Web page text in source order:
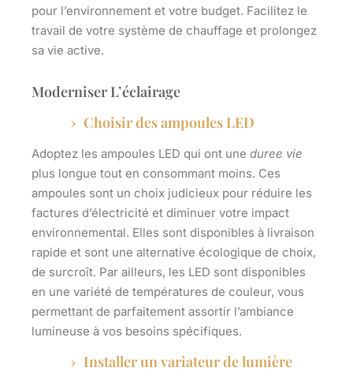
pour l’environnement et votre budget. Facilitez le
travail de votre système de chauffage et prolongez
sa vie active.
Moderniser L’éclairage
Choisir des ampoules LED
Adoptez les ampoules LED qui ont une duree vie
plus longue tout en consommant moins. Ces
ampoules sont un choix judicieux pour réduire les
factures d’électricité et diminuer votre impact
environnemental. Elles sont disponibles à livraison
rapide et sont une alternative écologique de choix,
de surcroît. Par ailleurs, les LED sont disponibles
en une variété de températures de couleur, vous
permettant de parfaitement assortir l’ambiance
lumineuse à vos besoins spécifiques.
Installer un variateur de lumière